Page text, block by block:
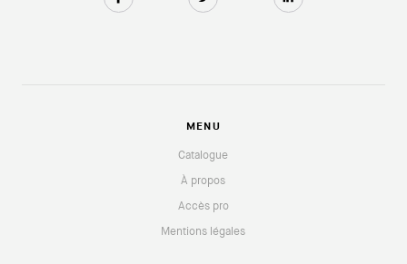
MENU
Catalogue
À propos
Accès pro
Mentions légales